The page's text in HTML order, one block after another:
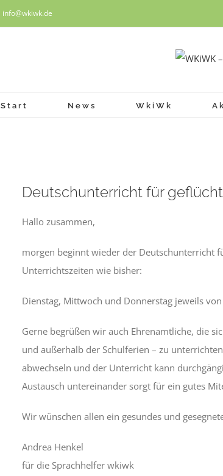
info@wkiwk.de
Start News WkiWk
grösseres
Deutschunterricht für
Hallo zusammen,
morgen beginnt wieder der Deutschunterricht
Unterrichtszeiten wie bisher:
Dienstag, Mittwoch und Donnerstag jeweils
Gerne begrüßen wir auch Ehrenamtliche, die
und außerhalb der Schulferien – zu
abwechseln und der Unterricht kann
Austausch untereinander sorgt für ein gutes
Wir wünschen allen ein gesundes und
Andrea Henkel
für die Sprachhelfer wkiwk